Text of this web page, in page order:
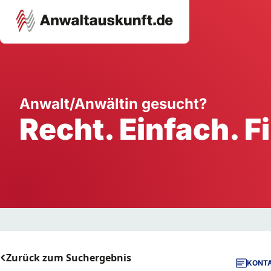
Ausbildung
Handwerk
Dienstleistung
Anwalt/Anwältin gesucht?
Recht. Einfach.
Zurück zum Suchergebnis